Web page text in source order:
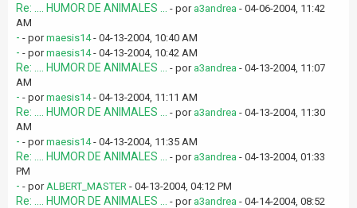
Re: .... HUMOR DE ANIMALES ... - por a3andrea - 04-06-2004, 11:42
AM
- - pormaesis14- 04-13-2004, 10:40 AM
- - pormaesis14- 04-13-2004, 10:42 AM
Re: .... HUMOR DE ANIMALES ... - por a3andrea - 04-13-2004, 11:07
AM
- - pormaesis14- 04-13-2004, 11:11 AM
Re: .... HUMOR DE ANIMALES ... - por a3andrea - 04-13-2004, 11:30
AM
- - pormaesis14- 04-13-2004, 11:35 AM
Re: .... HUMOR DE ANIMALES ... - por a3andrea - 04-13-2004, 01:33
PM
- - porALBERT_MASTER - 04-13-2004, 04:12 PM
Re: .... HUMOR DE ANIMALES ... - por a3andrea - 04-14-2004, 08:52